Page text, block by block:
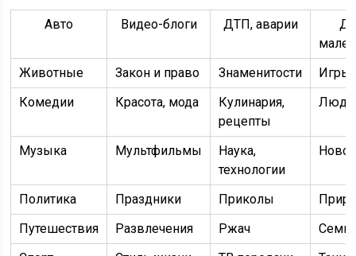
Авто Видео-блоги ДТП, аварии
Животные
Закон и право Знаменитости
Игры
Комедии
Красота, мода
Кулинария,
рецепты
Люди
Музыка Мультфильмы
Наука,
технологии
Политика Праздники Приколы
Путешествия
Развлечения Ржач